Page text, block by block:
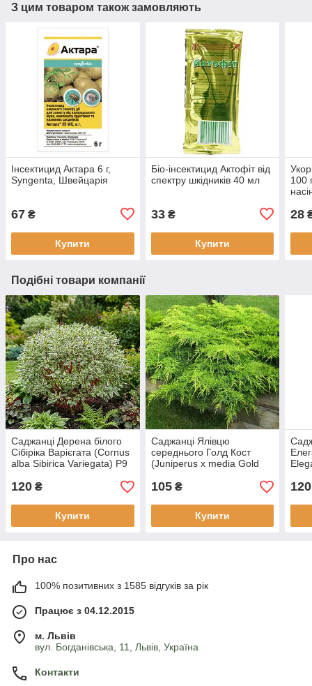
З цим товаром також замовляють
Інсектицид Актара 6 г,
Syngenta, Швейцарія
67 ₴
Купити
Біо-інсектицид Актофіт від
спектру шкідників 40 мл
33₴
Купити
100
28
Подібні товари компанії
Саджанці Дерена білого
Сібіріка Варієгата (Cornus
alba Sibirica Variegata) Р9
120 ₴
Купити
Саджанці Ялівцю
середнього Голд Кост
(Juniperus x media Gold
105₴
Купити
120
Про нас
100% позитивних з 1585 відгуків за рік
Працює з 04.12.2015
м. Львів
вул. Богданівська, 11, Львів, Україна
Контакти